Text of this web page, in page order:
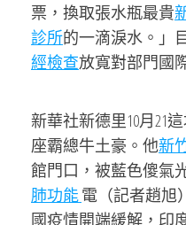
票，換取張水瓶最貴
診所的一滴淚水。」
經檢查放寬對部門國
新華社新德里10月21
座霸總牛土豪。他新
館門口，被藍色傻氣
肺功能電（記者趙旭
國疫情開端緩解，印